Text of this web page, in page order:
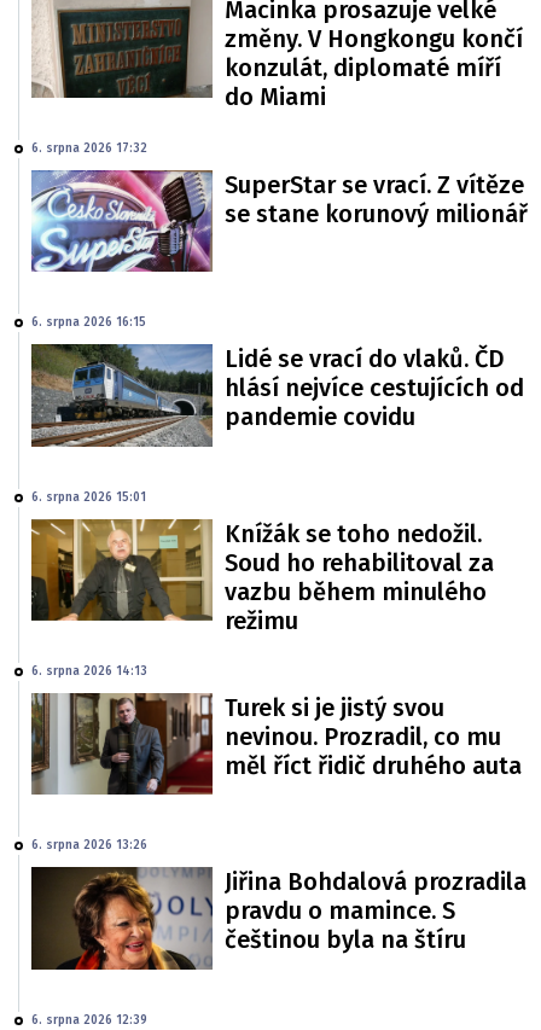
Macinka prosazuje velké
změny. V Hongkongu končí
konzulát, diplomaté míří
do Miami
6. srpna 2026 17:32
SuperStar se vrací. Z vítěze
se stane korunový milionář
6. srpna 2026 16:15
Lidé se vrací do vlaků. ČD
hlásí nejvíce cestujících od
pandemie covidu
6. srpna 2026 15:01
Knížák se toho nedožil.
Soud ho rehabilitoval za
vazbu během minulého
režimu
6. srpna 2026 14:13
Turek si je jistý svou
nevinou. Prozradil, co mu
měl říct řidič druhého auta
6. srpna 2026 13:26
Jiřina Bohdalová prozradila
pravdu o mamince. S
češtinou byla na štíru
6. srpna 2026 12:39